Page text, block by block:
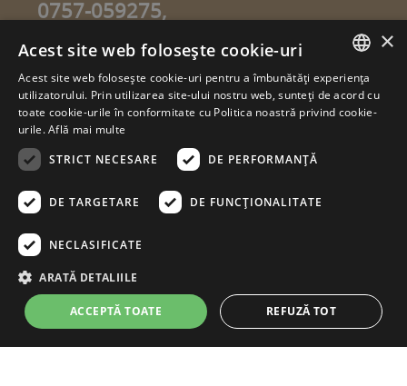
0757-059275,
0757-059274
info@sweetgarden.ro
© copyright 2026. sweetgarden.ro
Toate drepturile rezervate. Reproducerea integrală sau parţială a
textelor sau a ilustraţiilor din orice pagină a site-ului
www.sweetgarden.ro este posibilă numai cu acordul prealabil
pedepseşte conform legii. Eventualele încălcări ale dreptului de
autor, vă rugăm să ne comunicaţi la adresa de e.mail:
info@sweetgarden.ro
ROMANIAN
HUNGARIAN
×
Acest site web folosește cookie-uri
Acest site web folosește cookie-uri pentru a îmbunătăți experiența
utilizatorului. Prin utilizarea site-ului nostru web, sunteți de acord cu
toate cookie-urile în conformitate cu Politica noastră privind cookie-
urile.Află mai multe
STRICT NECESARE
DE PERFORMANȚĂ
DE TARGETARE DE FUNCŢIONALITATE
NECLASIFICATE
ARATĂ DETALIILE
ACCEPTĂ TOATE REFUZĂ TOT